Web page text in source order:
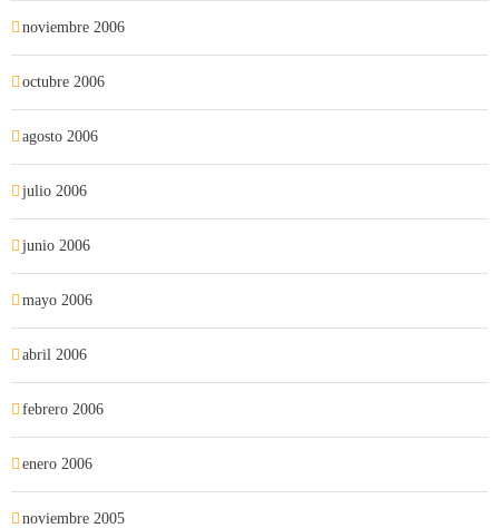
noviembre 2006
octubre 2006
agosto 2006
julio 2006
junio 2006
mayo 2006
abril 2006
febrero 2006
enero 2006
noviembre 2005